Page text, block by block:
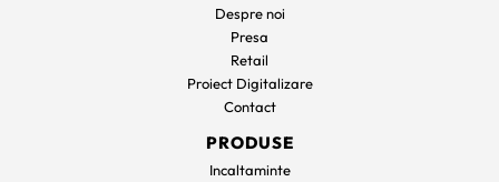
Despre noi
Presa
Retail
Proiect Digitalizare
Contact
PRODUSE
Incaltaminte